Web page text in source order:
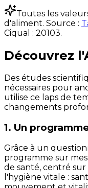
Toutes les
d'aliment. Source :
Ciqual : 20103.
Découvrez
Des études
nécessaires pour
utilise ce laps de
changements
1. Un
Grâce à un
programme sur
de santé, centré sur
l'hygiène vitale :